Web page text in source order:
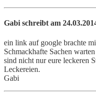
Gabi schreibt am
ein link auf google brachte
Schmackhafte Sachen
sind nicht nur eure leckeren
Leckereien.
Gabi